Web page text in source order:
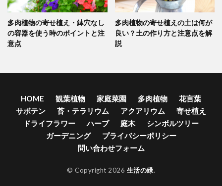
多肉植物の寄せ植え・鉢穴なし
の容器を使う時のポイントと注
意点
多肉植物の寄せ植えの土は何が
良い？土の作り方と注意点を解
説
HOME 観葉植物 家庭菜園 多肉植物
花言葉
サボテン
苔・テラリウム アクアリウム
寄せ植え
ドライフラワー
ハーブ 庭木
シンボルツリー
ガーデニング
プライバシーポリシー
問い合わせフォーム
© Copyright 2026 生活の緑.